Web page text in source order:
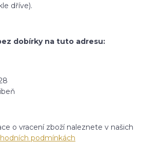
dříve).
dobírky na tuto adresu:
o vracení zboží naleznete v našich
podmínkách